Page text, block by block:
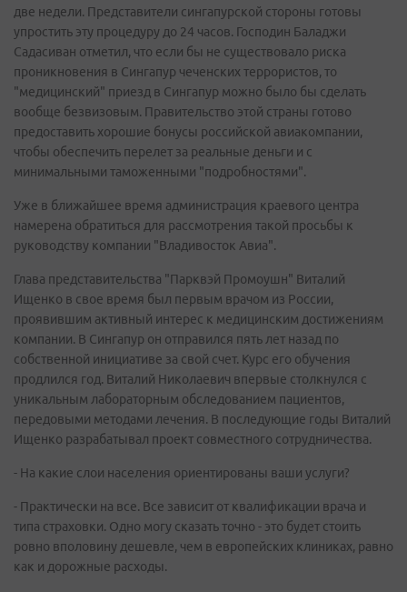
две недели. Представители сингапурской стороны готовы
упростить эту процедуру до 24 часов. Господин Баладжи
Садасиван отметил, что если бы не существовало риска
проникновения в Сингапур чеченских террористов, то
"медицинский" приезд в Сингапур можно было бы сделать
вообще безвизовым. Правительство этой страны готово
предоставить хорошие бонусы российской авиакомпании,
чтобы обеспечить перелет за реальные деньги и с
минимальными таможенными "подробностями".
Уже в ближайшее время администрация краевого центра
намерена обратиться для рассмотрения такой просьбы к
руководству компании "Владивосток Авиа".
Глава представительства "Парквэй Промоушн" Виталий
Ищенко в свое время был первым врачом из России,
проявившим активный интерес к медицинским достижениям
компании. В Сингапур он отправился пять лет назад по
собственной инициативе за свой счет. Курс его обучения
продлился год. Виталий Николаевич впервые столкнулся с
уникальным лабораторным обследованием пациентов,
передовыми методами лечения. В последующие годы Виталий
Ищенко разрабатывал проект совместного сотрудничества.
- На какие слои населения ориентированы ваши услуги?
- Практически на все. Все зависит от квалификации врача и
типа страховки. Одно могу сказать точно - это будет стоить
ровно вполовину дешевле, чем в европейских клиниках, равно
как и дорожные расходы.